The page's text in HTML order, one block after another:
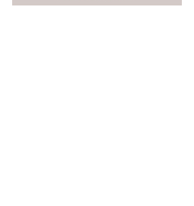
désirez avoir un